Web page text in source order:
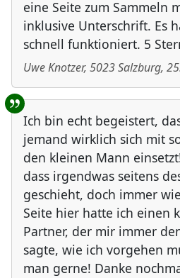
eine Seite zum Sammeln
inklusive Unterschrift. Es
schnell funktioniert. 5
Uwe Knotzer, 5023Salzburg,
Ich bin echt begeistert,
jemand wirklich sich mit
den kleinen Mann
dass irgendwas seitens
geschieht, doch immer
Seite hier hatte ich einen
Partner, der mir immer
sagte, wie ich vorgehen
man gerne! Danke